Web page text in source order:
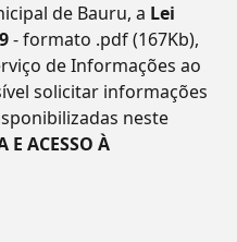
de Bauru, a Lei
- formato .pdf (167Kb),
de Informações ao
solicitar informações
neste
E ACESSO À